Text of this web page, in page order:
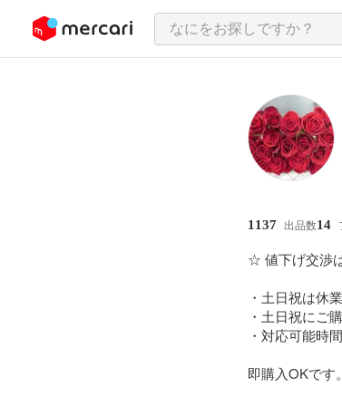
ツにスキップ
1137 出品数14
☆ 値下げ交渉
・土日祝は休
・土日祝にご
・対応可能時
即購入OKです。